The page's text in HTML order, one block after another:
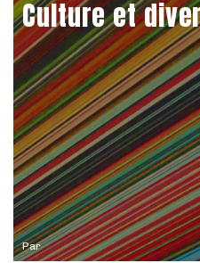
Par
Culture et